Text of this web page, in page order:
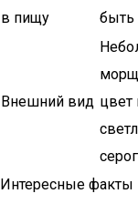
в пищу
быть
Внешний вид цвет
Интересные факты